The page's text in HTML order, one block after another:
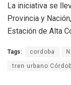
La iniciativa se
Provincia y
Estación de Alta
Tags: cordoba
tren urbano